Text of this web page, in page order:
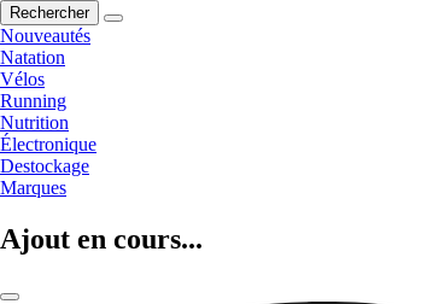
Rechercher
Nouveautés
Natation
Vélos
Running
Nutrition
Électronique
Destockage
Marques
Ajout en cours...